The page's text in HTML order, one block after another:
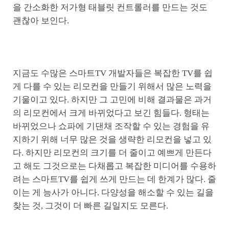
을 간소화한 저가형 태블릿 컨트롤러를 만드는 것도
괜찮아 보인다.
지금도 수많은 스마트TV 개발자들은 복잡한 TV를 쉽
게 다를 수 있는 리모컨을 만들기 위해서 많은 노력을
기울이고 있다. 하지만 그 고민에 비해 결과물은 과거
의 리모컨에서 크게 바뀌었다고 보긴 힘들다. 형태는
바뀌었으나 쇼파에 기댄채 조작할 수 있는 경험을 유
지하기 위해 너무 많은 것을 생략한 리모컨을 넣고 있
다. 하지만 리모컨의 크기를 더 줄이고 예쁘게 만든다
고 해도 그것으로는 다채롭고 복잡한 미디어를 수용하
려는 스마트TV를 쉽게 쓰게 만드는 데 한계가 많다. 줄
이는 게 능사가 아니다. 다양성을 해소할 수 있는 길을
찾는 것, 그것이 더 빠른 길일지도 모른다.